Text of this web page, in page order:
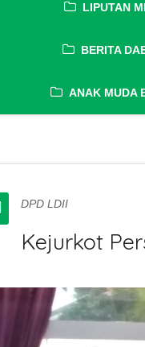
LIPUTAN
BERITA
ANAK MUDA
DPD LDII
Kejurkot